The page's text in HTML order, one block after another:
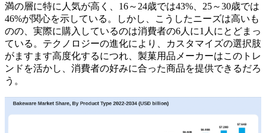
満の層に特に人気が高く、16～24歳では43%、25～30歳では
46%が関心を示している。しかし、こうしたニーズは高いも
のの、実際に購入しているのは消費者の6人に1人にとどまっ
ている。テクノロジーの進化により、カスタマイズの選択肢
がますます高度化するにつれ、製菓用品メーカーはこのトレ
ンドを活かし、消費者の好みに合った商品を提供できるだろ
う。